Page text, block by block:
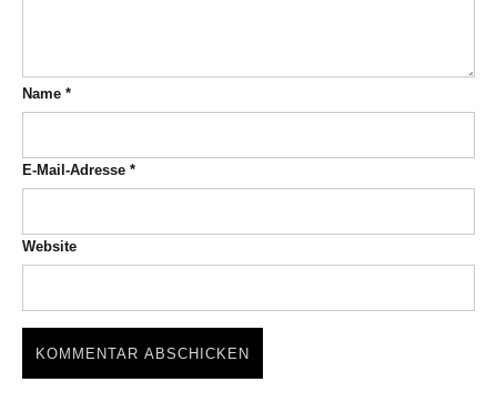
Name *
E-Mail-Adresse *
Website